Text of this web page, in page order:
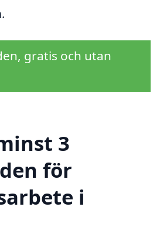
gratis och utan
3
för
i